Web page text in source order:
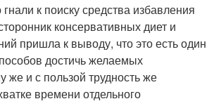
к поиску средства избавления
консервативных диет и
пришла к выводу, что это есть один
достичь желаемых
же и с пользой трудность же
времени отдельного